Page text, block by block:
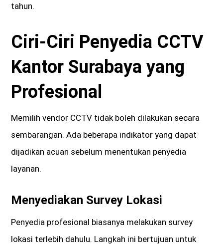
tahun.
Ciri-Ciri Penyedia CCTV
Kantor Surabaya yang
Profesional
Memilih vendor CCTV tidak boleh dilakukan secara
sembarangan. Ada beberapa indikator yang dapat
dijadikan acuan sebelum menentukan penyedia
layanan.
Menyediakan Survey Lokasi
Penyedia profesional biasanya melakukan survey
lokasi terlebih dahulu. Langkah ini bertujuan untuk